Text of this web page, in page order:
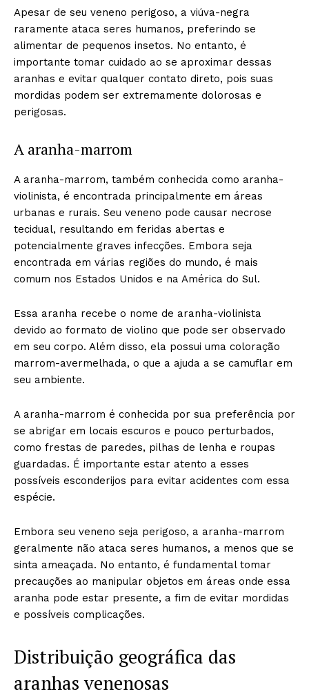
Apesar de seu veneno perigoso, a viúva-negra
raramente ataca seres humanos, preferindo se
alimentar de pequenos insetos. No entanto, é
importante tomar cuidado ao se aproximar dessas
aranhas e evitar qualquer contato direto, pois suas
mordidas podem ser extremamente dolorosas e
perigosas.
A aranha-marrom
A aranha-marrom, também conhecida como aranha-
violinista, é encontrada principalmente em áreas
urbanas e rurais. Seu veneno pode causar necrose
tecidual, resultando em feridas abertas e
potencialmente graves infecções. Embora seja
encontrada em várias regiões do mundo, é mais
comum nos Estados Unidos e na América do Sul.
Essa aranha recebe o nome de aranha-violinista
devido ao formato de violino que pode ser observado
em seu corpo. Além disso, ela possui uma coloração
marrom-avermelhada, o que a ajuda a se camuflar em
seu ambiente.
A aranha-marrom é conhecida por sua preferência por
se abrigar em locais escuros e pouco perturbados,
como frestas de paredes, pilhas de lenha e roupas
guardadas. É importante estar atento a esses
possíveis esconderijos para evitar acidentes com essa
espécie.
Embora seu veneno seja perigoso, a aranha-marrom
geralmente não ataca seres humanos, a menos que se
sinta ameaçada. No entanto, é fundamental tomar
precauções ao manipular objetos em áreas onde essa
aranha pode estar presente, a fim de evitar mordidas
e possíveis complicações.
Distribuição geográfica das
aranhas venenosas